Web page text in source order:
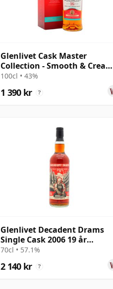
Glenlivet Cask Master
Collection - Smooth & Creamy
Single Ma 16 år gammal
100cl • 43%
1 390 kr ?
Glenlivet Decadent Drams
Single Cask 2006 19 år
gammal
70cl • 57.1%
2 140 kr ?